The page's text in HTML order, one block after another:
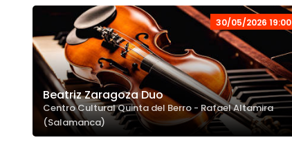
30/05/2026 19:00
Beatriz Zaragoza Duo
Centro Cultural Quinta del Berro - Rafael Altamira
(Salamanca)